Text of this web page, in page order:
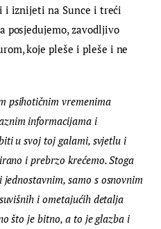
i iznijeti na Sunce i treći
posjedujemo, zavodljivo
koje pleše i pleše i ne
psihotičnim vremenima
informacijama i
u svoj toj galami, svjetlu i
i prebrzo krećemo. Stoga
samo s osnovnim
i ometajućih detalja
što je bitno, a to je glazba i